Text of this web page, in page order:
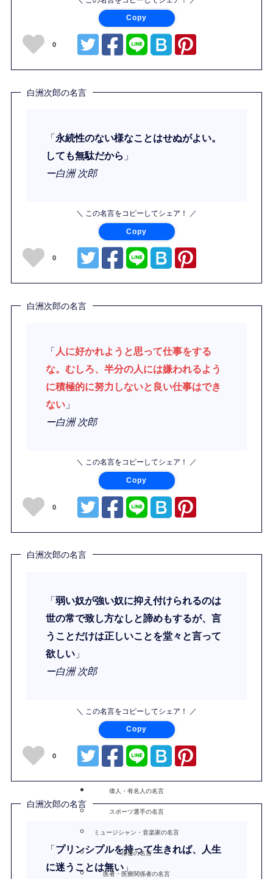
Copy
0
白洲次郎の名言
「永続性のない様なことはせぬがよい。
しても無駄だから 」
ー白洲 次郎
＼ この名言をコピーしてシェア！ ／
Copy
0
白洲次郎の名言
「 人に好かれようと思って仕事をする
な。むしろ、半分の人には嫌われるよう
に積極的に努力しないと良い仕事はでき
ない 」
ー白洲 次郎
＼ この名言をコピーしてシェア！ ／
Copy
0
白洲次郎の名言
「弱い奴が強い奴に抑え付けられるのは
世の常で致し方なしと諦めもするが、言
うことだけは正しいことを堂々と言って
欲しい 」
ー白洲 次郎
＼ この名言をコピーしてシェア！ ／
Copy
0
白洲次郎の名言
「プリンシプルを持って生きれば、人生
に迷うことは無い 」
偉人・有名人の名言
スポーツ選手の名言
ミュージシャン・音楽家の名言
俳優の名言
医者・医療関係者の名言